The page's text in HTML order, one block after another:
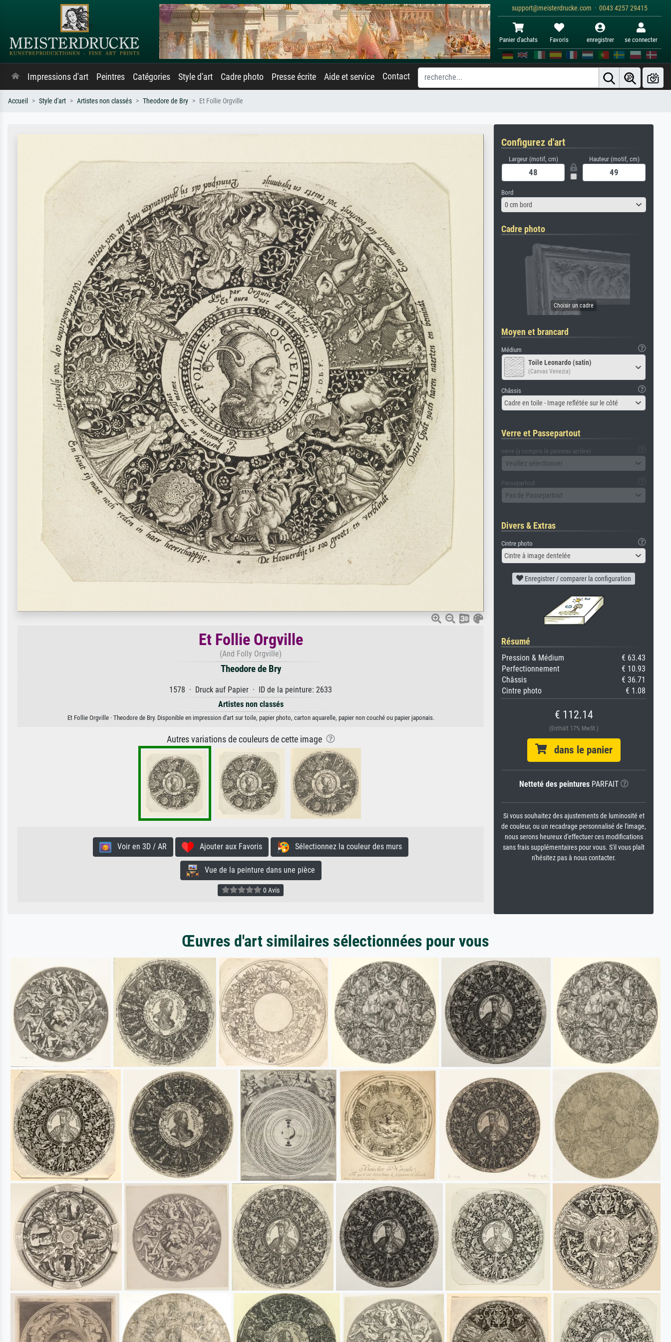
support@meisterdrucke.com · 0043 4257 29415
Panier d'achats Favoris enregistrer se connecter
Impressions d'art Peintres Catégories Style d'art Cadre photo Presse écrite Aide et service Contact
Accueil Style d'art Artistes non classés Theodore de Bry Et Follie Orgville
Et Follie Orgville
(And Folly Orgville)
Theodore de Bry
1578 · Druck auf Papier · ID de la peinture: 2633
Artistes non classés
Et Follie Orgville · Theodore de Bry. Disponible en impression d'art sur toile, papier photo, carton aquarelle, papier non couché ou papier japonais.
Autres variations de couleurs de cette image
Voir en 3D / AR Ajouter aux Favoris Sélectionnez la couleur des murs
Vue de la peinture dans une pièce
0 Avis
Configurez d'art
Largeur (motif, cm) Hauteur (motif, cm)
Bord
0 cm bord
Cadre photo
Moyen et brancard
Médium
Toile Leonardo (satin)
(Canvas Venezia)
Châssis
Cadre en toile - Image reflétée sur le côté
Verre et Passepartout
verre (y compris le panneau arrière)
Veuillez sélectionner
Passepartout
Pas de Passepartout
Divers & Extras
Cintre photo
Cintre à image dentelée
Enregistrer / comparer la configuration
Résumé
Pression & Médium
€ 63.43
Perfectionnement
€ 10.93
Châssis
€ 36.71
Cintre photo
€ 1.08
€ 112.14
(Enthält 17% MwSt.)
dans le panier
Netteté des peinturesPARFAIT
Si vous souhaitez des ajustements de luminosité et
de couleur, ou un recadrage personnalisé de l'image,
nous serons heureux d'effectuer ces modifications
sans frais supplémentaires pour vous. S'il vous plaît
n'hésitez pas à nous contacter.
Œuvres d'art similaires sélectionnées pour vous